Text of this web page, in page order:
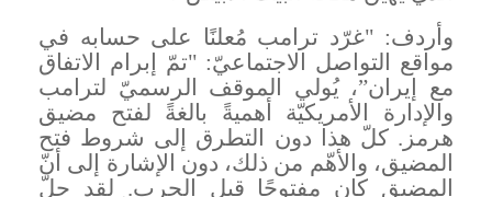
وأردف: "غرّد ترامب مُعلنًا على حسابه في
مواقع التواصل الاجتماعيّ: "تمّ إبرام الاتفاق
مع إيران”، يُولي الموقف الرسميّ لترامب
والإدارة الأمريكيّة أهميةً بالغةً لفتح مضيق
هرمز. كلّ هذا دون التطرق إلى شروط فتح
المضيق، والأهّم من ذلك، دون الإشارة إلى أنّ
المضيق كان مفتوحًا قبل الحرب. لقد حلّ